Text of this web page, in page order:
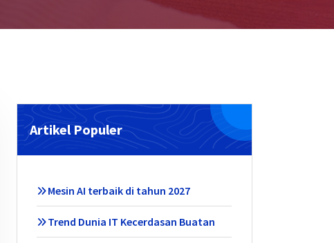
Artikel Populer
Mesin AI terbaik di tahun 2027
Trend Dunia IT Kecerdasan Buatan